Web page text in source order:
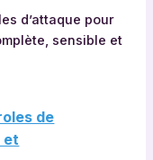
d’attaque pour
sensible et
de
et